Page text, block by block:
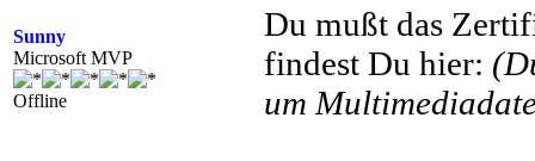
Sunny
Microsoft MVP
Offline
Du mußt das
findest Du hier:
um